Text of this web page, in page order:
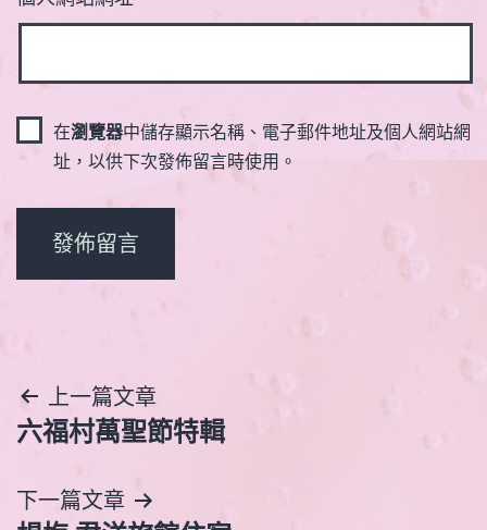
在瀏覽器中儲存顯示名稱、電子郵件地址及個人網站網
址，以供下次發佈留言時使用。
文
章
導
上一篇文章
六福村萬聖節特輯
下一篇文章